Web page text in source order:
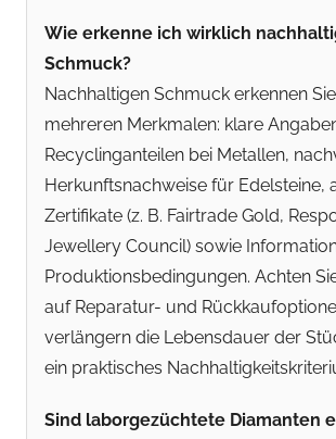
Wie erkenne ich wirklich
Schmuck?
Nachhaltigen Schmuck erkennen
mehreren Merkmalen: klare
Recyclinganteilen bei Metallen,
Herkunftsnachweise für Edelsteine,
Zertifikate (z. B. Fairtrade Gold,
Jewellery Council) sowie
Produktionsbedingungen. Achten
auf Reparatur- und
verlängern die Lebensdauer der
ein praktisches
Sind laborgezüchtete Diamanten